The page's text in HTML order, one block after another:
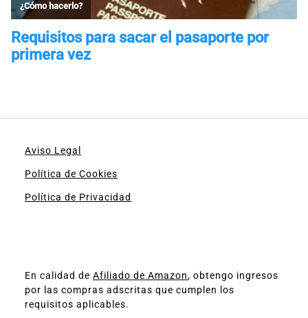
Aviso Legal
Política de Cookies
Política de Privacidad
En calidad de Afiliado de Amazon, obtengo ingresos
por las compras adscritas que cumplen los
requisitos aplicables.